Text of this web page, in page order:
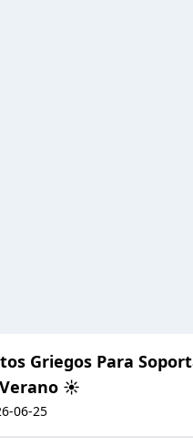
Griegos Para
☀️
06-25